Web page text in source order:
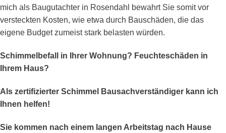
mich als Baugutachter in Rosendahl bewahrt Sie somit vor
versteckten Kosten, wie etwa durch Bauschäden, die das
eigene Budget zumeist stark belasten würden.
Schimmelbefall in Ihrer Wohnung? Feuchteschäden in
Ihrem Haus?
Als zertifizierter Schimmel Bausachverständiger kann ich
Ihnen helfen!
Sie kommen nach einem langen Arbeitstag nach Hause